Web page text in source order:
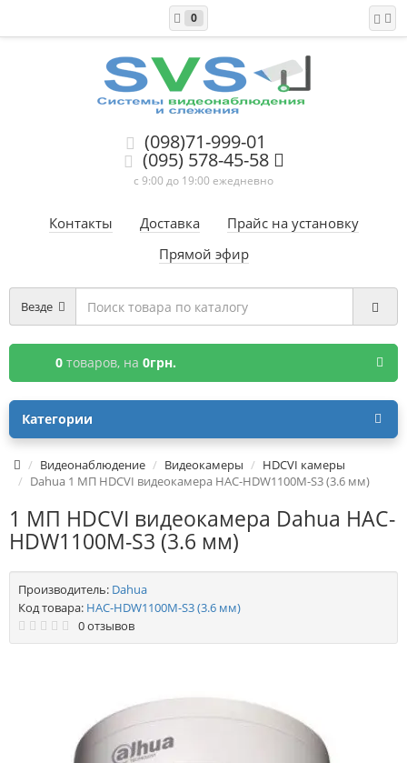
0
(098)71-999-01
(095) 578-45-58
с 9:00 до 19:00 ежедневно
Контакты Доставка
Прайс на установку
Прямой эфир
Везде
0 товаров, на 0грн.
Категории
Видеонаблюдение Видеокамеры
HDCVI камеры
Dahua 1 МП HDCVI видеокамера HAC-HDW1100M-S3 (3.6 мм)
1 МП HDCVI видеокамера Dahua HAC-
HDW1100M-S3 (3.6 мм)
Производитель: Dahua
Код товара: HAC-HDW1100M-S3 (3.6 мм)
0 отзывов